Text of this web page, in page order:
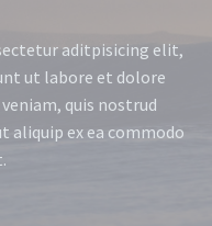
aditpisicing elit,
ut labore et dolore
quis nostrud
aliquip ex ea commodo